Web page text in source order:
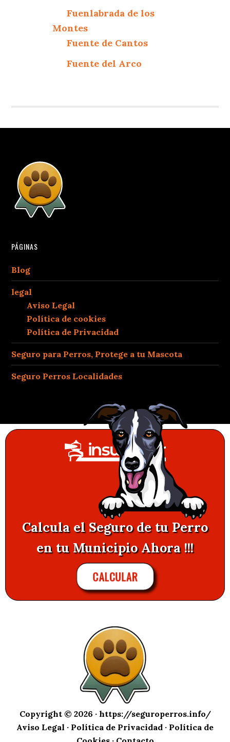
Fuenlabrada de los
Montes
Fuente de Cantos
Fuente del Arco
PÁGINAS
Blog
legal
Aviso Legal
Política de cookies
Política de Privacidad
Seguro para Perros, Protege a tu Mascota
Seguro Perros Localidades
Calcula el Seguro de tu Perro
en tu Municipio Ahora !!!
CALCULAR
Copyright © 2026 · https://seguroperros.info/
Aviso Legal · Política de Privacidad · Política de